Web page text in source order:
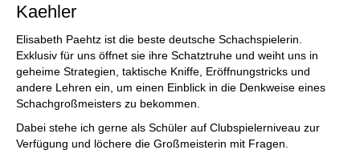
Kaehler
Elisabeth Paehtz ist die beste deutsche Schachspielerin.
Exklusiv für uns öffnet sie ihre Schatztruhe und weiht uns in
geheime Strategien, taktische Kniffe, Eröffnungstricks und
andere Lehren ein, um einen Einblick in die Denkweise eines
Schachgroßmeisters zu bekommen.
Dabei stehe ich gerne als Schüler auf Clubspielerniveau zur
Verfügung und löchere die Großmeisterin mit Fragen.